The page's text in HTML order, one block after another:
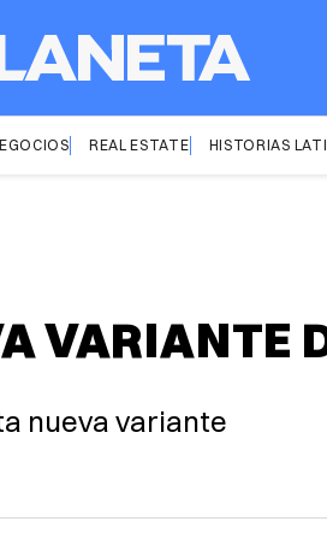
REAL ESTATE HISTORIAS
VARIANTE
nueva variante